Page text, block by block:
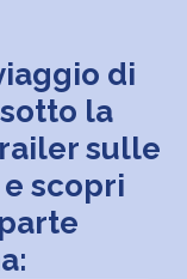
di
la
sulle
scopri